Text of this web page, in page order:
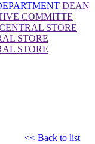
DEAN
COMMITTE
STORE
STORE
STORE
<< Back to list